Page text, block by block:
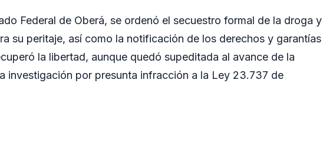
Federal de Oberá, se ordenó el secuestro formal de la droga y
su peritaje, así como la notificación de los derechos y garantías
la libertad, aunque quedó supeditada al avance de la
investigación por presunta infracción a la Ley 23.737 de